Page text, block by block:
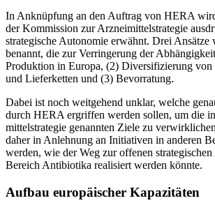
In Anknüpfung an den Auftrag von HERA
der Kommission zur Arzneimittelstrategie
strategische Autonomie erwähnt. Drei Ansätze
benannt, die zur Ver­ringerung der
Produktion in Europa, (2) Diversi­fizierung von
und Liefer­ketten und (3) Bevorratung.
Dabei ist noch weitgehend unklar, wel­che
durch HERA er­grif­fen werden sollen, um die
mittelstrategie genannten Ziele zu
daher in Anleh­nung an Initiativen in anderen
werden, wie der Weg zur offenen
Bereich Anti­biotika realisiert werden könnte.
Aufbau europäischer Kapazitäten